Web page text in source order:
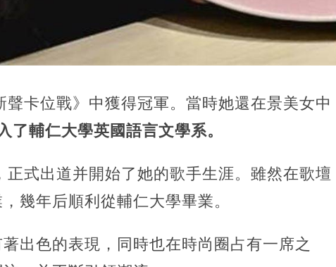
卡位戰》中獲得冠軍。當時她還在景美女中
了輔仁大學英國語言文學系。
式出道并開始了她的歌手生涯。雖然在歌壇
幾年后順利從輔仁大學畢業。
出色的表現，同時也在時尚圈占有一席之